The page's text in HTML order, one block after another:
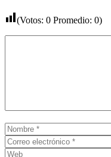
(Votos: 0 Promedio: 0)
Nombre